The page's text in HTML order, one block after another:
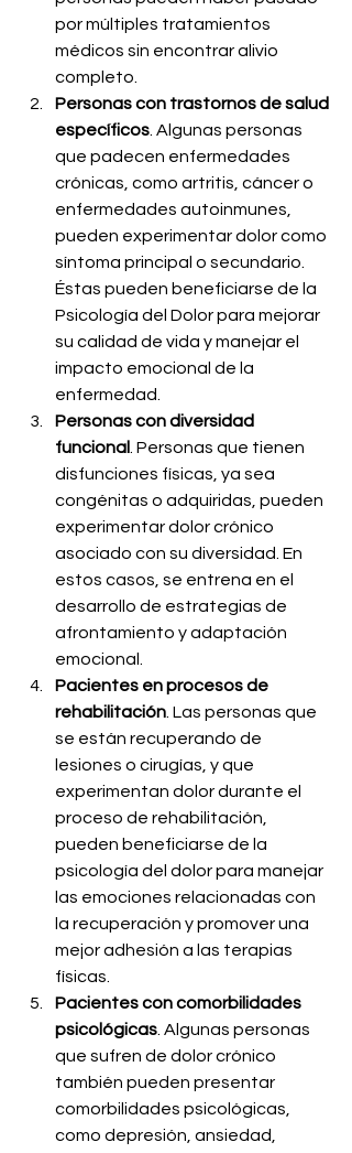
por múltiples tratamientos
médicos sin encontrar alivio
completo.
Personas con trastornos de salud
específicos. Algunas personas
que padecen enfermedades
crónicas, como artritis, cáncer o
enfermedades autoinmunes,
pueden experimentar dolor como
síntoma principal o secundario.
Éstas pueden beneficiarse de la
Psicología del Dolor para mejorar
su calidad de vida y manejar el
impacto emocional de la
enfermedad.
Personas con diversidad
funcional. Personas que tienen
disfunciones físicas, ya sea
congénitas o adquiridas, pueden
experimentar dolor crónico
asociado con su diversidad. En
estos casos, se entrena en el
desarrollo de estrategias de
afrontamiento y adaptación
emocional.
Pacientes en procesos de
rehabilitación. Las personas que
se están recuperando de
lesiones o cirugías, y que
experimentan dolor durante el
proceso de rehabilitación,
pueden beneficiarse de la
psicología del dolor para manejar
las emociones relacionadas con
la recuperación y promover una
mejor adhesión a las terapias
físicas.
Pacientes con comorbilidades
psicológicas. Algunas personas
que sufren de dolor crónico
también pueden presentar
comorbilidades psicológicas,
como depresión, ansiedad,